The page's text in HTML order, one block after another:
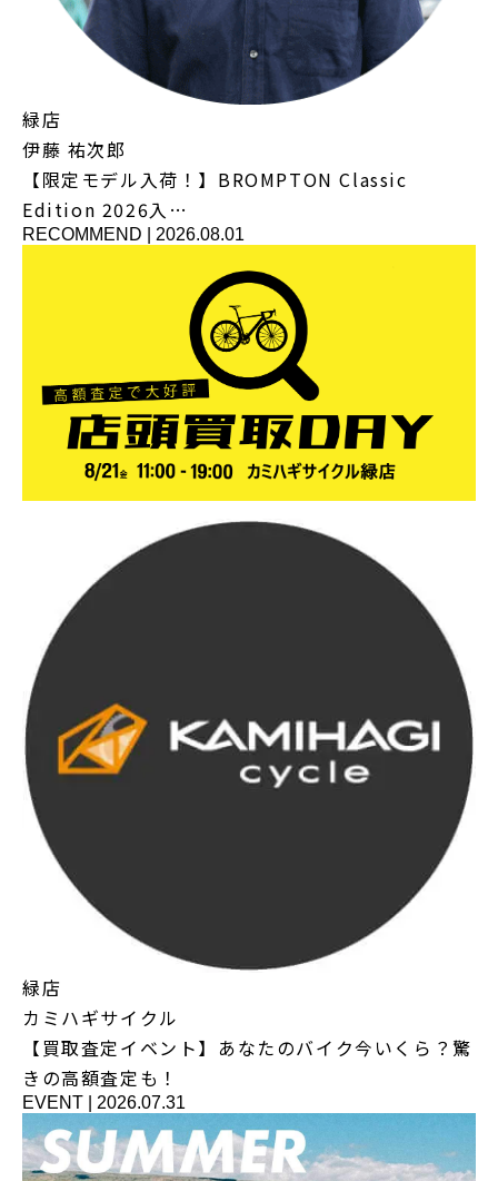
緑店
伊藤 祐次郎
【限定モデル入荷！】BROMPTON Classic
Edition 2026入…
RECOMMEND 2026.08.01
緑店
カミハギサイクル
【買取査定イベント】あなたのバイク今いくら？驚
きの高額査定も！
EVENT 2026.07.31